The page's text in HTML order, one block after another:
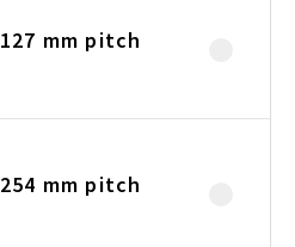
127 mm pitch
254 mm pitch